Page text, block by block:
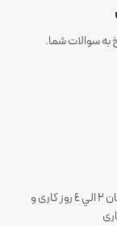
سوالات شما.
ارسال سفارش های تهران 1 الی 3 روز کاری و شهرستان ٢ الي ٤ روز کاری و